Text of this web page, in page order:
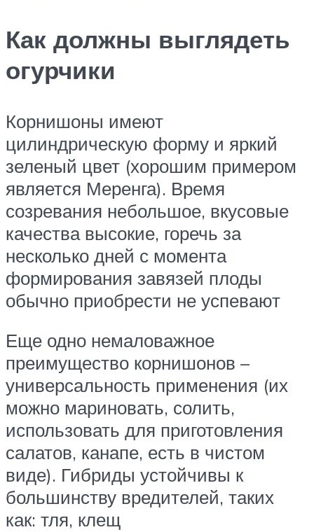
Как должны выглядеть
огурчики
Корнишоны имеют
цилиндрическую форму и яркий
зеленый цвет (хорошим примером
является Меренга). Время
созревания небольшое, вкусовые
качества высокие, горечь за
несколько дней с момента
формирования завязей плоды
обычно приобрести не успевают
Еще одно немаловажное
преимущество корнишонов –
универсальность применения (их
можно мариновать, солить,
использовать для приготовления
салатов, канапе, есть в чистом
виде). Гибриды устойчивы к
большинству вредителей, таких
как: тля, клещ